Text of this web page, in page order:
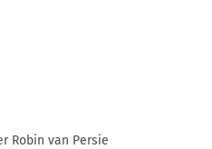
Robin van Persie